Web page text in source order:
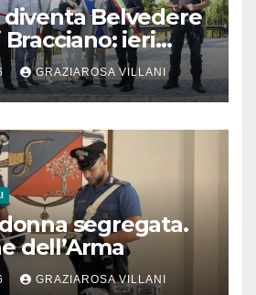
diventa Belvedere
ieri
GRAZIAROSA VILLANI
segregata.
dell’Arma
GRAZIAROSA VILLANI